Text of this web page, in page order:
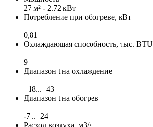
27 м² - 2.72 кВт
Потребление при обогреве, кВт
0,81
Охлаждающая способность, тыс. BTU
9
Диапазон t на охлаждение
+18...+43
Диапазон t на обогрев
-7...+24
Расход воздуха, м3/ч